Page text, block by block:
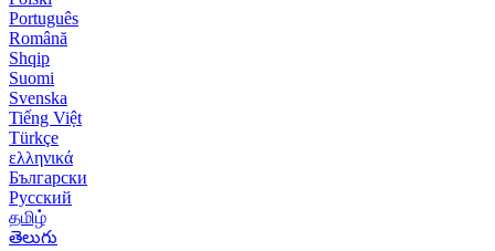
Português
Română
Shqip
Suomi
Svenska
Tiếng Việt
Türkçe
ελληνικά
Български
Русский
தமிழ்
తెలుగు